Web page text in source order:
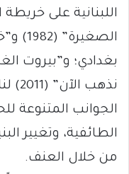
اللبنانية على
الجوانب المتنوعة
الطائفية، وتغيير
من خلال العنف.